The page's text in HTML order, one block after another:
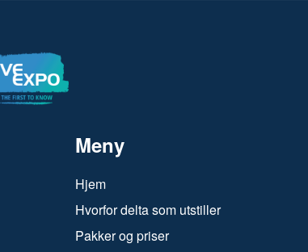
Meny
Hjem
Hvorfor delta som utstiller
Pakker og priser